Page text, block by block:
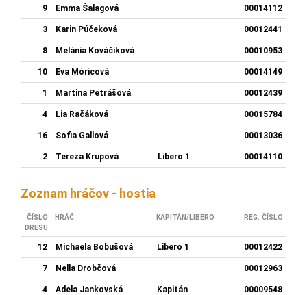
9 Emma Šalagová 00014112
3 Karin Púčeková 00012441
8 Melánia Kováčiková 00010953
10 Eva Móricová 00014149
1 Martina Petrášová 00012439
4 Lia Račáková 00015784
16 Sofia Gallová 00013036
2 Tereza Krupová Libero 1 00014110
Zoznam hráčov - hostia
ČÍSLO
DRESU
HRÁČ KAPITÁN/LIBERO REG. ČÍSLO
12 Michaela Bobušová Libero 1 00012422
7 Nella Drobčová 00012963
4 Adela Jankovská Kapitán 00009548